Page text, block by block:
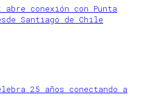
conexión con Punta
Santiago de Chile
25 años conectando a